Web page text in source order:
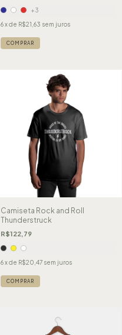
+3
6 x de R$21,63 sem juros
COMPRAR
Camiseta Rock and Roll
Thunderstruck
R$122,79
6 x de R$20,47 sem juros
COMPRAR